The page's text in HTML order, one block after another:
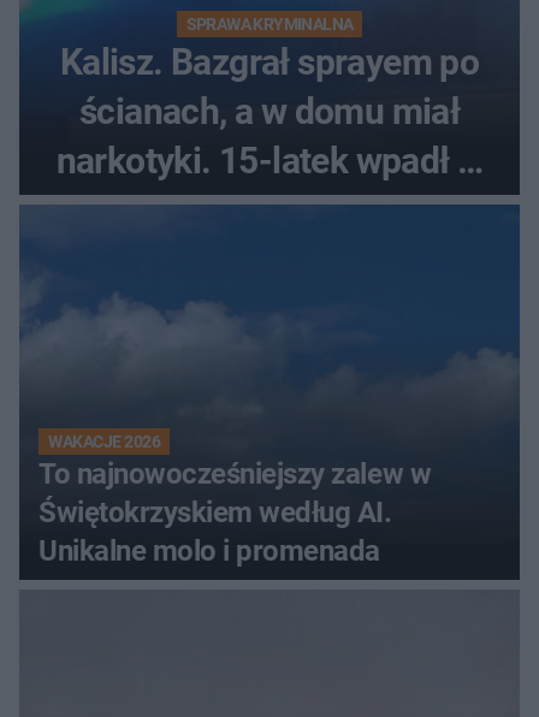
SPRAWA KRYMINALNA
Kalisz. Bazgrał sprayem po
ścianach, a w domu miał
narkotyki. 15-latek wpadł w
ręce policjantów
WAKACJE 2026
To najnowocześniejszy zalew w
Świętokrzyskiem według AI.
Unikalne molo i promenada